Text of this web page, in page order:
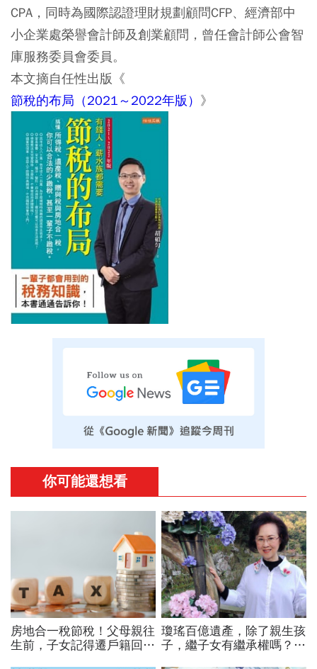
CPA，同時為國際認證理財規劃顧問CFP、經濟部中
小企業處榮譽會計師及創業顧問，曾任會計師公會智
庫服務委員會委員。
本文摘自任性出版《
節稅的布局（2021～2022年版） 》